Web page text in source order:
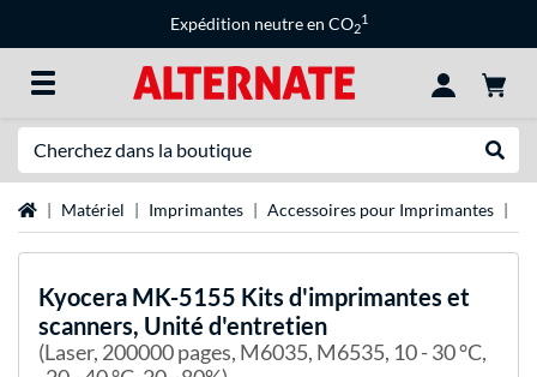
Expédition neutre en CO2
1
Page d'accueil
Matériel Imprimantes Accessoires pour Imprimantes
Kyocera MK-5155 Kits d'imprimantes et
scanners, Unité d'entretien
(Laser, 200000 pages, M6035, M6535, 10 - 30 °C,